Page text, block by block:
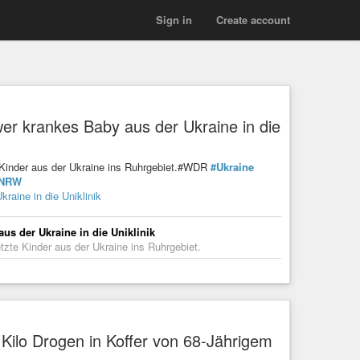
Create account
Sign in
krankes Baby aus der Ukraine in die
aus der Ukraine ins Ruhrgebiet.#WDR #Ukraine
in die Uniklinik
der Ukraine in die Uniklinik
Kinder aus der Ukraine ins Ruhrgebiet.
Drogen in Koffer von 68-Jährigem